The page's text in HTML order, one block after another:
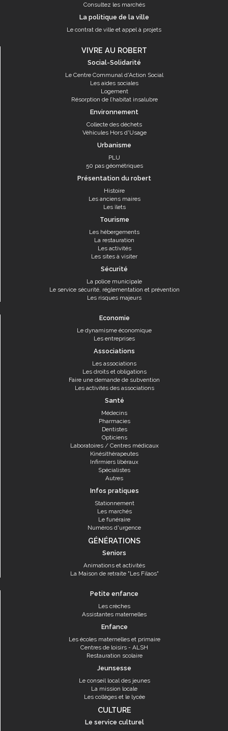
Consultez les marchés
La politique de la ville
Le contrat de ville et appel à projets
VIVRE AU ROBERT
Social-Solidarité
Le Centre Communal d'Action Social
Les aides sociales
Logement
Résorption de l’habitat insalubre
Environnement
Collecte des déchets
Véhicules Hors d'Usage
Urbanisme
PLU
50 pas géométriques
Présentation du robert
Histoire
Les anciens maires
Les îlets
Tourisme
Les hébergements
La restauration
Les activités
Les sites à visiter
Sécurité
La police municipale
Le service sécurité, réglementation et prévention
Les risques majeurs
Economie
Le dynamisme économique
Les entreprises
Associations
Les associations
Les droits et obligations
Faire une demande de subvention
Les activités des associations
Santé
Médecins
Pharmacies
Dentistes
Opticiens
Laboratoires / Centres médicaux
Kinésithérapeutes
Infirmiers libéraux
Spécialistes
Autres
Infos pratiques
Stationnement
Les marchés
Le funéraire
Numéros d'urgence
GÉNÉRATIONS
Seniors
Animations et activités
La Maison de retraite "Les Filaos"
Petite enfance
Les crèches
Assistantes maternelles
Enfance
Les écoles maternelles et primaire
Centres de loisirs - ALSH
Restauration scolaire
Jeunsesse
Le conseil local des jeunes
La mission locale
Les collèges et le lycée
CULTURE
Le service culturel